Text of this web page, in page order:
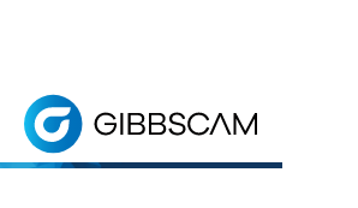
Inicio> Puerto de 5 ejes
5-Axis Porting simplifica los
5-Axis Porting
SOLICITE UNA PRUEBA GRATIS